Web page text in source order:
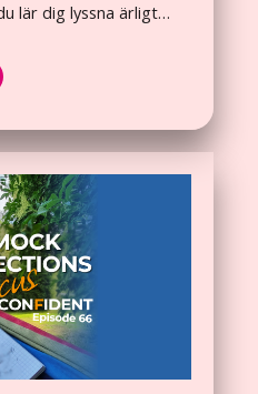
lär dig lyssna ärligt…